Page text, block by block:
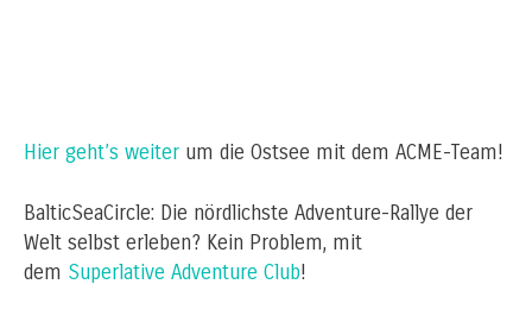
Hier geht’s weiter um die Ostsee mit dem ACME-Team!
BalticSeaCircle: Die nördlichste Adventure-Rallye der
Welt selbst erleben? Kein Problem, mit
dem Superlative Adventure Club!